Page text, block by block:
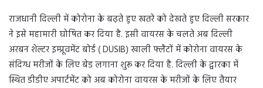
राजधानी दिल्ली में कोरोना के बढ़ते हुए खतरे को देखते हुए दिल्ली सरकार
ने इसे महामारी घोषित कर दिया है. इसी वायरस के चलते अब दिल्ली
अरबन शेल्टर इम्प्रूवमेंट बोर्ड ( DUSIB) खाली फ्लैटों में कोरोना वायरस के
संदिग्ध मरीजों के लिए बेड लगाना शुरू कर दिया है. दिल्ली के द्वारका में
स्थित डीडीए अपार्टमेंट को अब कोरोना वायरस के मरीजों के लिए तैयार